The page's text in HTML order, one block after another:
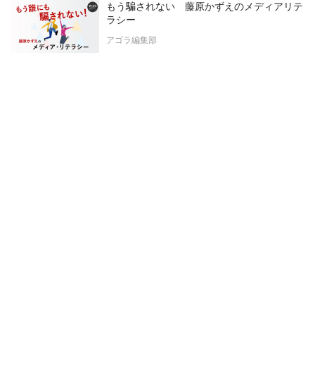
もう騙されない 藤原かずえのメディアリテ
ラシー
アゴラ編集部